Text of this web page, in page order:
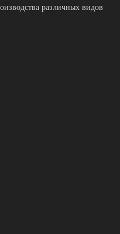
различных видов